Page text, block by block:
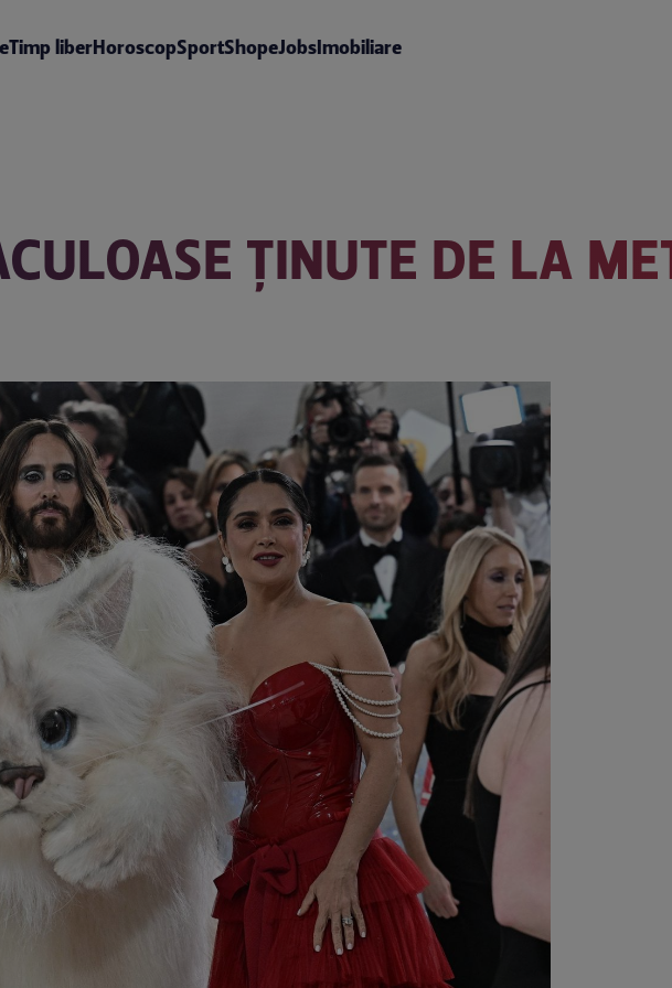
Timp liberHoroscopSportShopeJobsImobiliare
ȚINUTE DE LA